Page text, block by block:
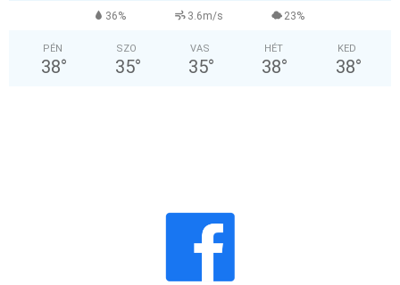
36% 3.6m/s 23%
PÉN
38°
SZO
35°
VAS
35°
HÉT
38°
KED
38°